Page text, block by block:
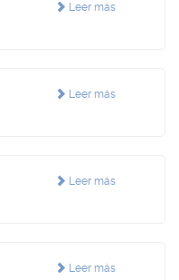
Leer más
Leer más
Leer más
Leer más